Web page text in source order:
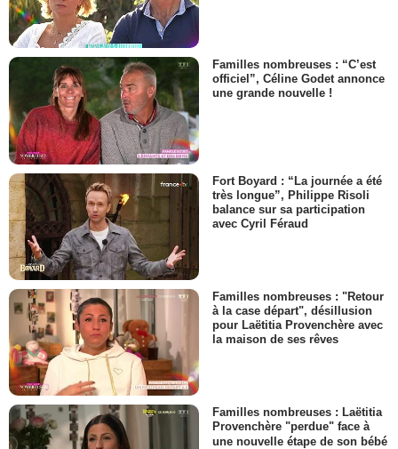
Familles nombreuses : “C’est
officiel”, Céline Godet annonce
une grande nouvelle !
Fort Boyard : “La journée a été
très longue”, Philippe Risoli
balance sur sa participation
avec Cyril Féraud
Familles nombreuses : "Retour
à la case départ", désillusion
pour Laëtitia Provenchère avec
la maison de ses rêves
Familles nombreuses : Laëtitia
Provenchère "perdue" face à
une nouvelle étape de son bébé